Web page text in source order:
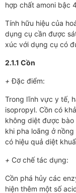
hợp chất amoni bậc
Tính hữu hiệu của
dụng cụ cần được
xúc với dụng cụ có
2.1.1 Cồn
+Đặc điểm:
Trong lĩnh vực y tế,
isopropyl. Cồn có
không diệt được bào
khi pha loãng ở
có hiệu quả diệt
+ Cơ chế tác dụng:
Cồn phá hủy các
hiện thêm một số